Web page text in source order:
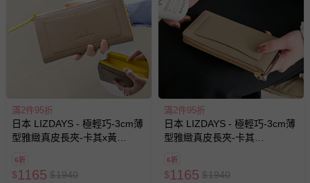
滿2件95折
日本 LIZDAYS - 極輕巧-3cm薄
型雅緻真皮長夾-卡其x黃
6折
$1165 $1940
滿2件95折
日本 LIZDAYS - 極輕巧-3cm薄
型雅緻真皮長夾-卡其
6折
$1165 $1940